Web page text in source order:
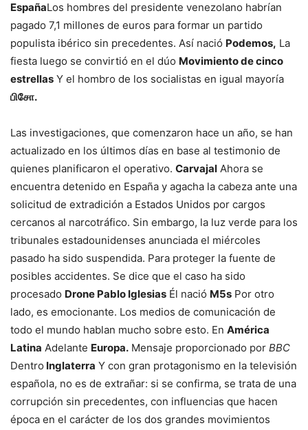
EspañaLos hombres del presidente venezolano habrían
pagado 7,1 millones de euros para formar un partido
populista ibérico sin precedentes. Así nació Podemos, La
fiesta luego se convirtió en el dúo Movimiento de cinco
estrellas Y el hombro de los socialistas en igual mayoría
பிசோ.
Las investigaciones, que comenzaron hace un año, se han
actualizado en los últimos días en base al testimonio de
quienes planificaron el operativo. Carvajal Ahora se
encuentra detenido en España y agacha la cabeza ante una
solicitud de extradición a Estados Unidos por cargos
cercanos al narcotráfico. Sin embargo, la luz verde para los
tribunales estadounidenses anunciada el miércoles
pasado ha sido suspendida. Para proteger la fuente de
posibles accidentes. Se dice que el caso ha sido
procesado Drone Pablo Iglesias Él nació M5s Por otro
lado, es emocionante. Los medios de comunicación de
todo el mundo hablan mucho sobre esto. En América
Latina Adelante Europa. Mensaje proporcionado por BBC
Dentro Inglaterra Y con gran protagonismo en la televisión
española, no es de extrañar: si se confirma, se trata de una
corrupción sin precedentes, con influencias que hacen
época en el carácter de los dos grandes movimientos